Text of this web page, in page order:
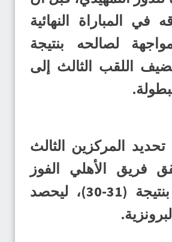
في المباراة النهائية
لصالحه بنتيجة
ليضيف اللقب الثالث إلى
المركزين الثالث
فريق الأهلي الفوز
على مضر بنتيجة (31-30)، ليحصد